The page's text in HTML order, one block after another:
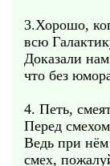
3.Хорошо,
всю
Доказали
что без
4. Петь,
Перед
Ведь при нём
смех,